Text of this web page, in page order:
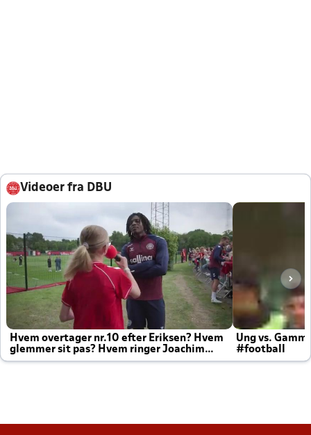
Videoer fra DBU
Hvem overtager nr.10 efter Eriksen? Hvem
glemmer sit pas? Hvem ringer Joachim
altid til efter kampe?
Ung vs.
#football